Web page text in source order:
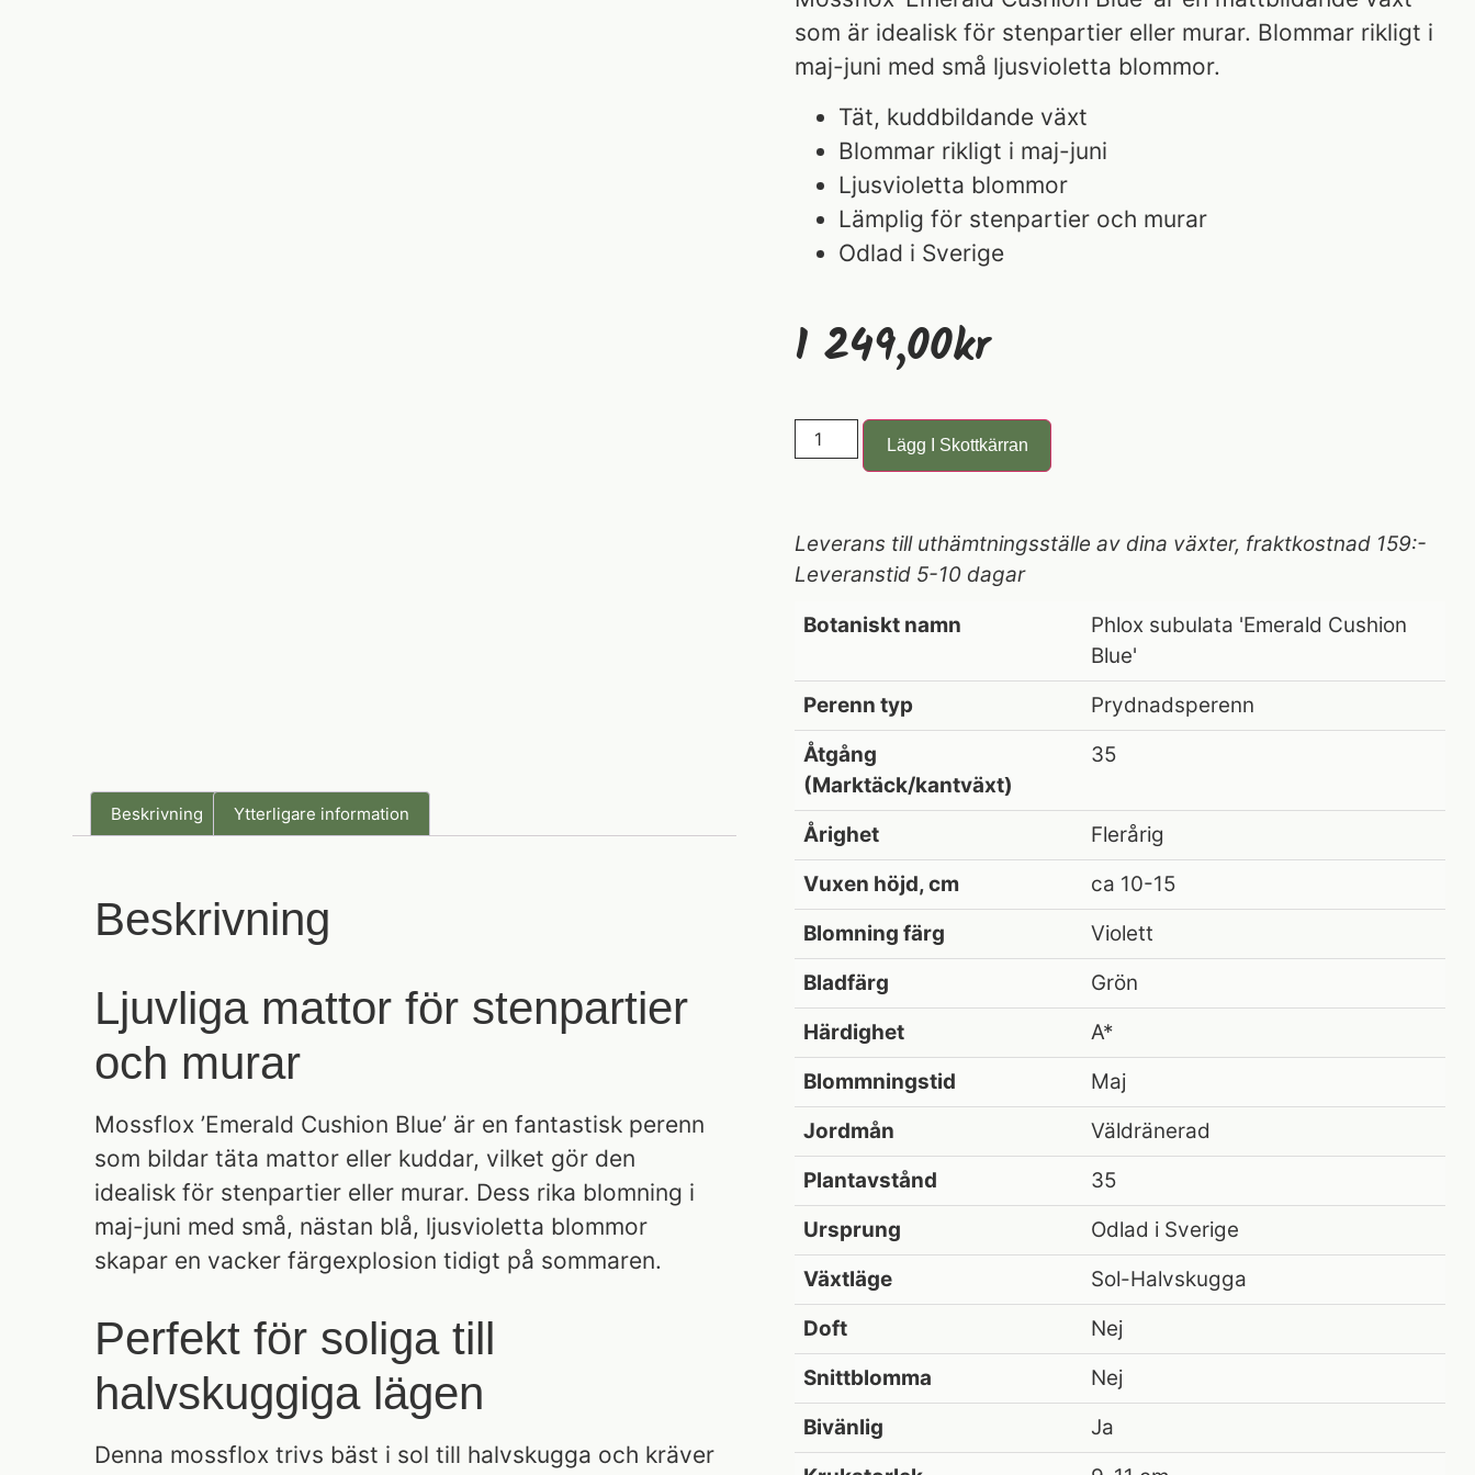
Beskrivning Ytterligare information
Beskrivning
Ljuvliga mattor för stenpartier
och murar
Mossflox ’Emerald Cushion Blue’ är en fantastisk perenn
som bildar täta mattor eller kuddar, vilket gör den
idealisk för stenpartier eller murar. Dess rika blomning i
maj-juni med små, nästan blå, ljusvioletta blommor
skapar en vacker färgexplosion tidigt på sommaren.
Perfekt för soliga till
halvskuggiga lägen
Denna mossflox trivs bäst i sol till halvskugga och kräver
som är idealisk för stenpartier eller murar. Blommar rikligt i
maj-juni med små ljusvioletta blommor.
Tät, kuddbildande växt
Blommar rikligt i maj-juni
Ljusvioletta blommor
Lämplig för stenpartier och murar
Odlad i Sverige
1 249,00Kr
Lägg I Skottkärran
Leverans till uthämtningsställe av dina växter, fraktkostnad 159:-
Leveranstid 5-10 dagar
Botaniskt namn
Phlox subulata 'Emerald Cushion
Blue'
Perenn typ
Prydnadsperenn
Åtgång
(Marktäck/kantväxt)
35
Årighet
Flerårig
Vuxen höjd, cm
ca 10-15
Blomning färg
Violett
Bladfärg
Grön
Härdighet
A*
Blommningstid
Maj
Jordmån
Väldränerad
Plantavstånd
35
Ursprung
Odlad i Sverige
Växtläge
Sol-Halvskugga
Doft
Nej
Snittblomma
Nej
Bivänlig
Ja